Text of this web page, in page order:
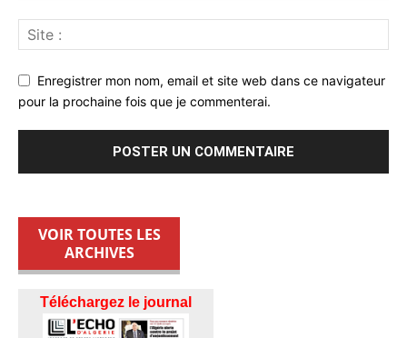
Enregistrer mon nom, email et site web dans ce navigateur
pour la prochaine fois que je commenterai.
VOIR TOUTES LES
ARCHIVES